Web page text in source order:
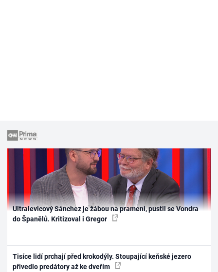
Ultralevicový Sánchez je žábou na prameni, pustil se Vondra
do Španělů. Kritizoval i Gregor
Tisíce lidí prchají před krokodýly. Stoupající keňské jezero
přivedlo predátory až ke dveřím